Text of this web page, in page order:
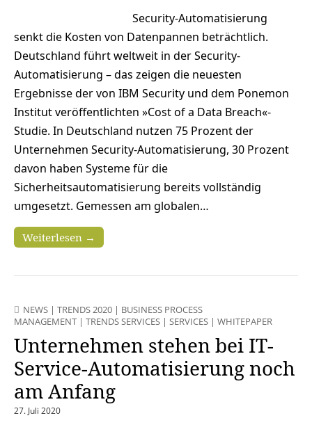
Security-Automatisierung
senkt die Kosten von Datenpannen beträchtlich.
Deutschland führt weltweit in der Security-
Automatisierung – das zeigen die neuesten
Ergebnisse der von IBM Security und dem Ponemon
Institut veröffentlichten »Cost of a Data Breach«-
Studie. In Deutschland nutzen 75 Prozent der
Unternehmen Security-Automatisierung, 30 Prozent
davon haben Systeme für die
Sicherheitsautomatisierung bereits vollständig
umgesetzt. Gemessen am globalen…
Weiterlesen →
NEWS | TRENDS 2020 | BUSINESS PROCESS
MANAGEMENT | TRENDS SERVICES | SERVICES | WHITEPAPER
Unternehmen stehen bei IT-
Service-Automatisierung noch
am Anfang
27. Juli 2020